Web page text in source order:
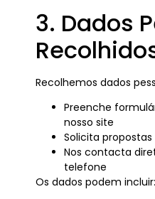
3. Dados
Recolhemos dados
Preenche
nosso site
Solicita propostas
Nos contacta
telefone
Os dados podem incluir: